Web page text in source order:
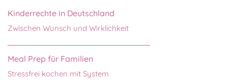
Kinderrechte in Deutschland
Zwischen Wunsch und Wirklichkeit
Meal Prep für Familien
Stressfrei kochen mit System